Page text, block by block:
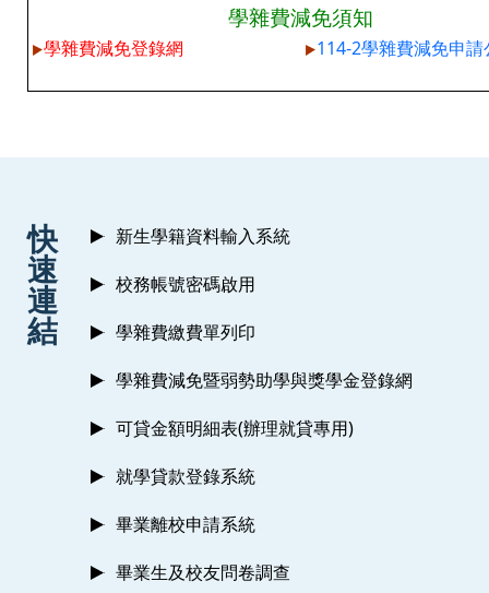
學雜費減免須知
學雜費減免登錄網 114-2學雜費減免申請
快
速
連
結
新生學籍資料輸入系統
校務帳號密碼啟用
學雜費繳費單列印
學雜費減免暨弱勢助學與獎學金登錄網
可貸金額明細表(辦理就貸專用)
就學貸款登錄系統
畢業離校申請系統
畢業生及校友問卷調查